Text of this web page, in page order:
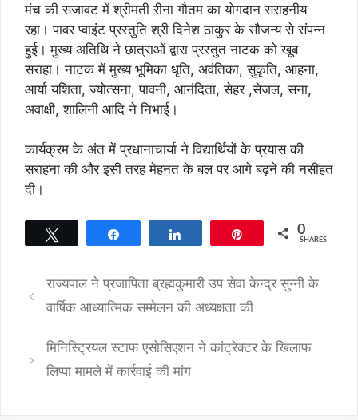
मंच की सजावट में श्रीमती रीना गौतम का योगदान सराहनीय
रहा। पावर प्वाइंट प्रस्तुति श्री दिनेश ठाकुर के सौजन्य से संपन्न
हुई। मुख्य अतिथि ने छात्राओं द्वारा प्रस्तुत नाटक को खूब
सराहा। नाटक में मुख्य भूमिका धृति, अवंतिका, सुकृति, आहना,
आर्या यशिता, ज्योत्सना, पावनी, आनंदिता, सेहर ,सेजल, सना,
अवाक्षी, शालिनी आदि ने निभाई।
कार्यक्रम के अंत में प्रधानाचार्या ने विद्यार्थियों के प्रयास की
सराहना की और इसी तरह मेहनत के बल पर आगे बढ़ने की नसीहत
दी।
0
SHARES
राज्यपाल ने प्रजापिता ब्रह्मकुमारी उप सेवा केन्द्र सुन्नी के
वार्षिक आध्यात्मिक सम्मेलन की अध्यक्षता की
मिनिस्ट्रियल स्टाफ एसोसिएशन ने कांट्रेक्टर के खिलाफ
लिप्पा मामले में कार्रवाई की मांग